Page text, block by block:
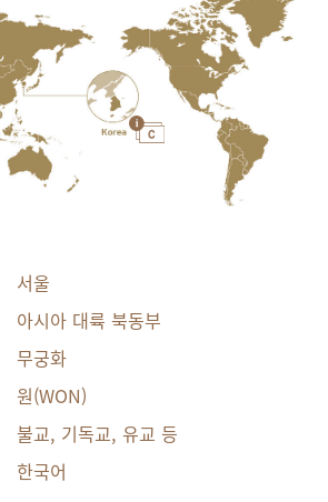
서울
아시아 대륙 북동부
무궁화
원(WON)
불교, 기독교, 유교 등
한국어